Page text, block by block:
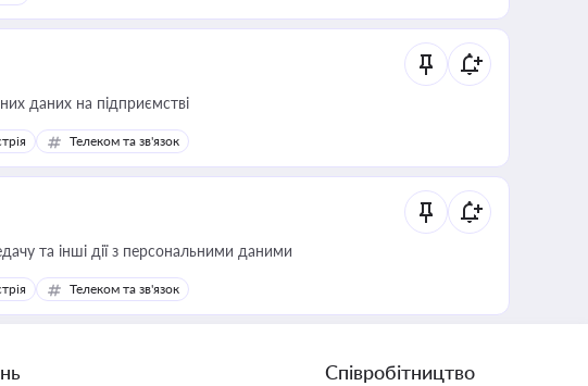
даних на підприємстві
Телеком та зв'язок
та інші дії з персональними даними
Телеком та зв'язок
Співробітництво